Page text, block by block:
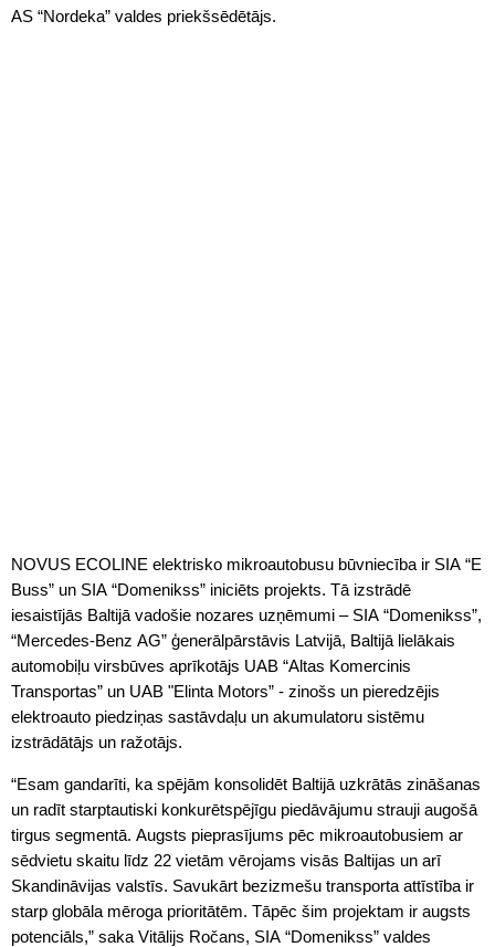
AS “Nordeka” valdes priekšsēdētājs.
NOVUS ECOLINE elektrisko mikroautobusu būvniecība ir SIA “E
Buss” un SIA “Domenikss” iniciēts projekts. Tā izstrādē
iesaistījās Baltijā vadošie nozares uzņēmumi – SIA “Domenikss”,
“Mercedes-Benz AG” ģenerālpārstāvis Latvijā, Baltijā lielākais
automobiļu virsbūves aprīkotājs UAB “Altas Komercinis
Transportas” un UAB "Elinta Motors” - zinošs un pieredzējis
elektroauto piedziņas sastāvdaļu un akumulatoru sistēmu
izstrādātājs un ražotājs.
“Esam gandarīti, ka spējām konsolidēt Baltijā uzkrātās zināšanas
un radīt starptautiski konkurētspējīgu piedāvājumu strauji augošā
tirgus segmentā. Augsts pieprasījums pēc mikroautobusiem ar
sēdvietu skaitu līdz 22 vietām vērojams visās Baltijas un arī
Skandināvijas valstīs. Savukārt bezizmešu transporta attīstība ir
starp globāla mēroga prioritātēm. Tāpēc šim projektam ir augsts
potenciāls,” saka Vitālijs Ročans, SIA “Domenikss” valdes